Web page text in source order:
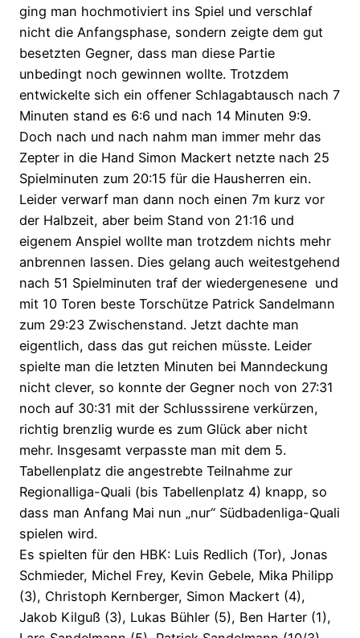
ging man hochmotiviert ins Spiel und verschlaf
nicht die Anfangsphase, sondern zeigte dem gut
besetzten Gegner, dass man diese Partie
unbedingt noch gewinnen wollte. Trotzdem
entwickelte sich ein offener Schlagabtausch nach 7
Minuten stand es 6:6 und nach 14 Minuten 9:9.
Doch nach und nach nahm man immer mehr das
Zepter in die Hand Simon Mackert netzte nach 25
Spielminuten zum 20:15 für die Hausherren ein.
Leider verwarf man dann noch einen 7m kurz vor
der Halbzeit, aber beim Stand von 21:16 und
eigenem Anspiel wollte man trotzdem nichts mehr
anbrennen lassen. Dies gelang auch weitestgehend
nach 51 Spielminuten traf der wiedergenesene und
mit 10 Toren beste Torschütze Patrick Sandelmann
zum 29:23 Zwischenstand. Jetzt dachte man
eigentlich, dass das gut reichen müsste. Leider
spielte man die letzten Minuten bei Manndeckung
nicht clever, so konnte der Gegner noch von 27:31
noch auf 30:31 mit der Schlusssirene verkürzen,
richtig brenzlig wurde es zum Glück aber nicht
mehr. Insgesamt verpasste man mit dem 5.
Tabellenplatz die angestrebte Teilnahme zur
Regionalliga-Quali (bis Tabellenplatz 4) knapp, so
dass man Anfang Mai nun „nur“ Südbadenliga-Quali
spielen wird.
Es spielten für den HBK: Luis Redlich (Tor), Jonas
Schmieder, Michel Frey, Kevin Gebele, Mika Philipp
(3), Christoph Kernberger, Simon Mackert (4),
Jakob Kilguß (3), Lukas Bühler (5), Ben Harter (1),